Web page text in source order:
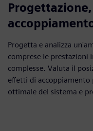
Progetta e analizza
comprese le
complesse. Valuta il
effetti di
ottimale del sistema e